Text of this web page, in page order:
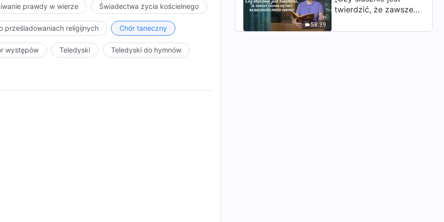
6:08
Boga jest taka wielka” (Taniec
chrześcijański)
prawdy w wierze Świadectwa życia kościelnego
prześladowaniach religijnych Chór taneczny
występów Teledyski Teledyski do hymnów
58:39
twierdzić, że zawsze
baczności przed